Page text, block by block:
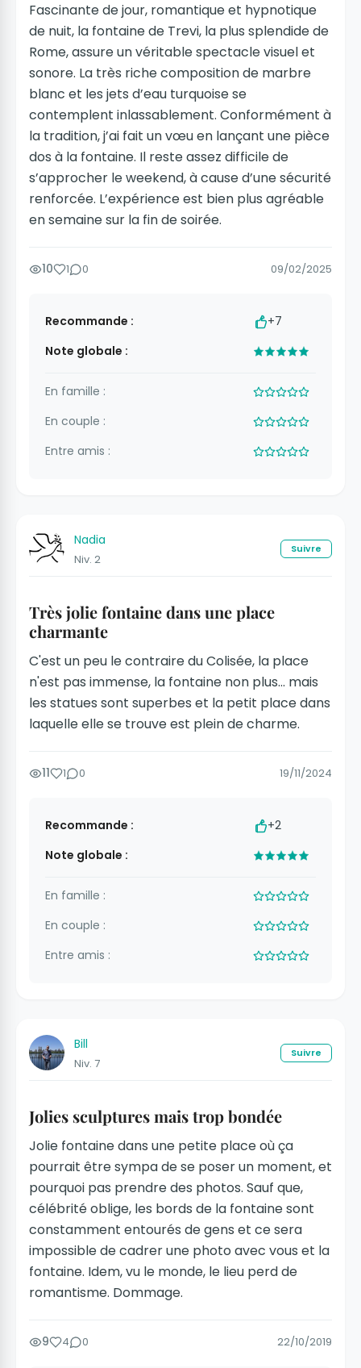
Fascinante de jour, romantique et hypnotique
de nuit, la fontaine de Trevi, la plus splendide de
Rome, assure un véritable spectacle visuel et
sonore. La très riche composition de marbre
blanc et les jets d’eau turquoise se
contemplent inlassablement. Conformément à
la tradition, j’ai fait un vœu en lançant une pièce
dos à la fontaine. Il reste assez difficile de
s’approcher le weekend, à cause d’une sécurité
renforcée. L’expérience est bien plus agréable
en semaine sur la fin de soirée.
10 1 0 09/02/2025
Recommande :
+7
Note globale :
En famille :
En couple :
Entre amis :
Nadia
Niv. 2
Suivre
Très jolie fontaine dans une place
charmante
C'est un peu le contraire du Colisée, la place
n'est pas immense, la fontaine non plus... mais
les statues sont superbes et la petit place dans
laquelle elle se trouve est plein de charme.
11 1 0 19/11/2024
Recommande :
+2
Note globale :
En famille :
En couple :
Entre amis :
Bill
Niv. 7
Suivre
Jolies sculptures mais trop bondée
Jolie fontaine dans une petite place où ça
pourrait être sympa de se poser un moment, et
pourquoi pas prendre des photos. Sauf que,
célébrité oblige, les bords de la fontaine sont
constamment entourés de gens et ce sera
impossible de cadrer une photo avec vous et la
fontaine. Idem, vu le monde, le lieu perd de
romantisme. Dommage.
9 4 0 22/10/2019